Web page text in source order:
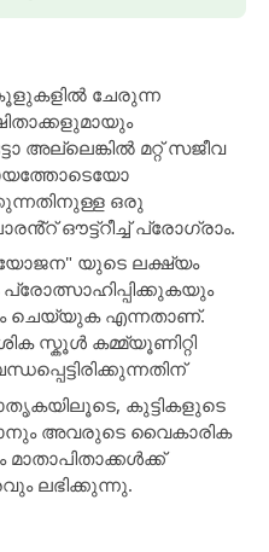
ചേരുന്ന
അല്ലെങ്കിൽ മറ്റ് സജീവ
ഒരു
ഔട്ട്‌റീച്ച് പ്രോഗ്രാം.
യുടെ ലക്ഷ്യം
പ്രോത്സാഹിപ്പിക്കുകയും
ചെയ്യുക എന്നതാണ്.
സ്കൂൾ കമ്മ്യൂണിറ്റി
കുട്ടികളുടെ
അവരുടെ വൈകാരിക
മാതാപിതാക്കൾക്ക്
ലഭിക്കുന്നു.